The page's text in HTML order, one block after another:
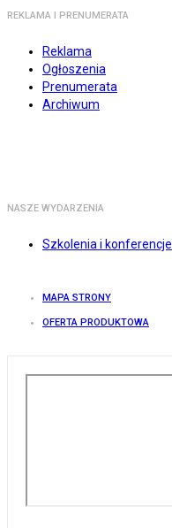
REKLAMA I PRENUMERATA
Reklama
Ogłoszenia
Prenumerata
Archiwum
NASZE WYDARZENIA
Szkolenia i konferencje
MAPA STRONY
OFERTA PRODUKTOWA